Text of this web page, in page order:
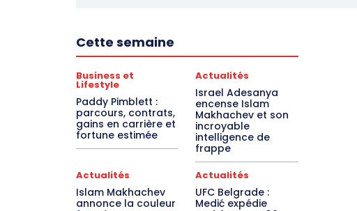
Cette semaine
Business et
Lifestyle
Paddy Pimblett :
parcours, contrats,
gains en carrière et
fortune estimée
Actualités
Israel Adesanya
encense Islam
Makhachev et son
incroyable
intelligence de
frappe
Actualités
Islam Makhachev
annonce la couleur
Actualités
UFC Belgrade :
Medić expédie